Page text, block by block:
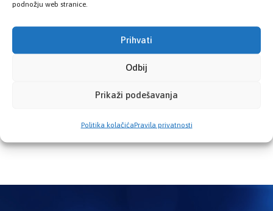
podnožju web stranice.
Prihvati
Odbij
Prikaži podešavanja
Politika kolačićaPravila privatnosti